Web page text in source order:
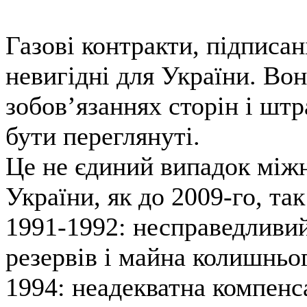
Газові контракти,
невигідні для України.
зобов’язаннях сторін і
бути переглянуті.
Це не єдиний випадок
України, як до 2009-го,
1991-1992:
резервів і майна
1994: неадекватна